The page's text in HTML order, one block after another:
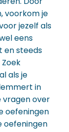
voorkom je
jezelf als
eens
en steeds
als je
in
vragen over
oefeningen
oefeningen